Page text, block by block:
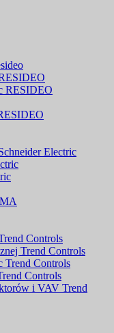
RESIDEO
Electric
Controls
Trend Controls
Trend Controls
Controls
i VAV Trend